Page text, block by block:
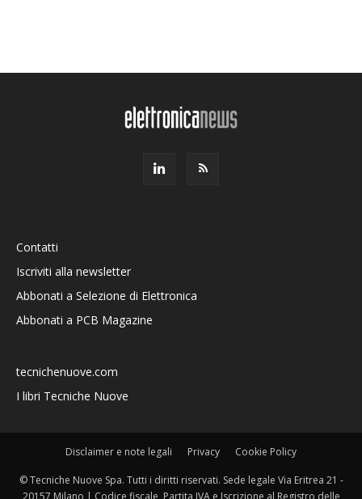
Contatti
Iscriviti alla newsletter
Abbonati a Selezione di Elettronica
Abbonati a PCB Magazine
tecnichenuove.com
I libri Tecniche Nuove
Disclaimer e note legali Privacy Cookie Policy
© Tecniche Nuove Spa. Tutti i diritti riservati. Sede legale Via Eritrea 21 -